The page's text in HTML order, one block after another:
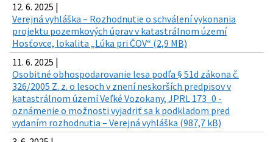
12. 6. 2025 |
Verejná vyhláška – Rozhodnutie o schválení vykonania
projektu pozemkových úprav v katastrálnom území
Hosťovce, lokalita „Lúka pri ČOV“ (2,9 MB)
11. 6. 2025 |
Osobitné obhospodarovanie lesa podľa § 51d zákona č.
326/2005 Z. z. o lesoch v znení neskorších predpisov v
katastrálnom území Veľké Vozokany, JPRL 173_0 -
oznámenie o možnosti vyjadriť sa k podkladom pred
vydaním rozhodnutia – Verejná vyhláška (987,7 kB)